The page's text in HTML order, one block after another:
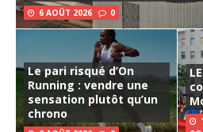
6 AOÛT 2026 0
Le pari risqué d’On
Running : vendre une
sensation plutôt qu’un
chrono